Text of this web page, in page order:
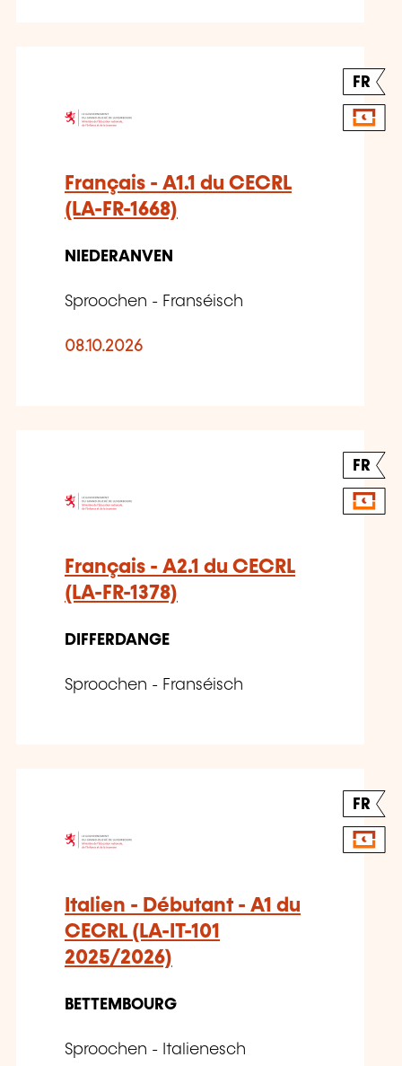
FR
Français - A1.1 du CECRL
(LA-FR-1668)
NIEDERANVEN
Sproochen - Franséisch
08.10.2026
FR
Français - A2.1 du CECRL
(LA-FR-1378)
DIFFERDANGE
Sproochen - Franséisch
FR
Italien - Débutant - A1 du
CECRL (LA-IT-101
2025/2026)
BETTEMBOURG
Sproochen - Italienesch